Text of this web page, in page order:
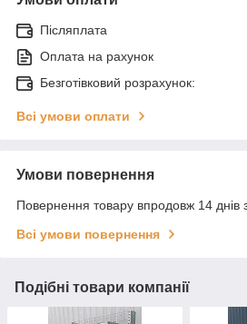
Післяплата
Оплата на рахунок
Безготівковий розрахунок:
Всі умови оплати
Умови повернення
Повернення товару впродовж 14 днів
Всі умови повернення
Подібні товари компанії